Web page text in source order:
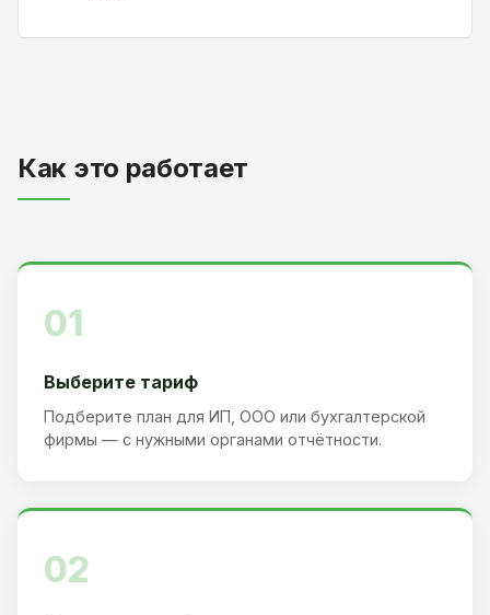
Как это работает
01
Выберите тариф
Подберите план для ИП, ООО или бухгалтерской
фирмы — с нужными органами отчётности.
02